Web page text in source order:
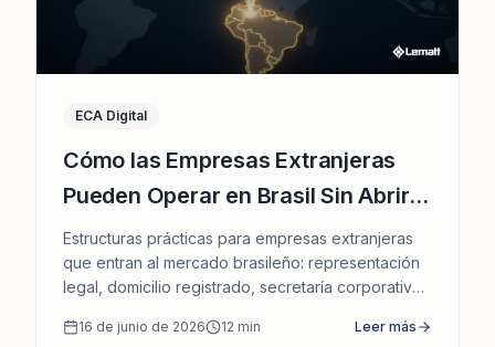
ECA Digital
Cómo las Empresas Extranjeras
Pueden Operar en Brasil Sin Abrir
una Subsidiaria
Estructuras prácticas para empresas extranjeras
que entran al mercado brasileño: representación
legal, domicilio registrado, secretaría corporativa
16 de junio de 2026 12 min Leer más